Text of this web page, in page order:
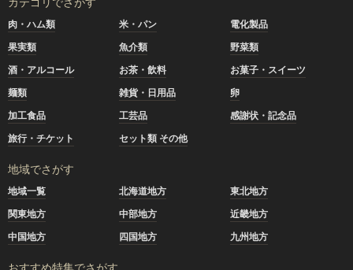
肉・ハム類 米・パン
電化製品
果実類
魚介類
野菜類
酒・アルコール
お茶・飲料
お菓子・スイーツ
麺類
雑貨・日用品
卵
加工食品
工芸品
感謝状・記念品
旅行・チケット
セット類 その他
地域でさがす
地域一覧 北海道地方
東北地方
関東地方
中部地方
近畿地方
中国地方
四国地方 九州地方